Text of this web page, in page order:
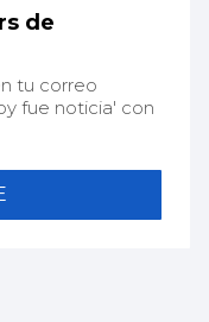
de
tu correo
fue noticia' con